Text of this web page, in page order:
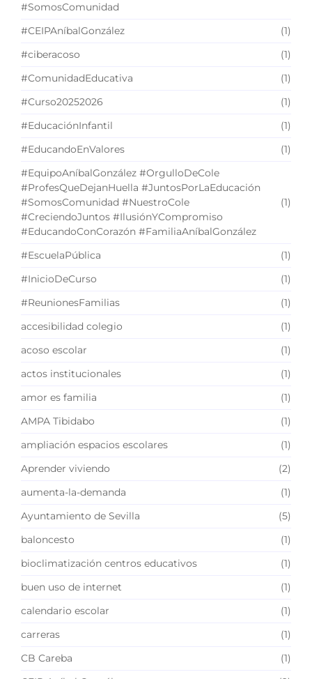
#SomosComunidad
#CEIPAníbalGonzález
(1)
#ciberacoso
(1)
#ComunidadEducativa
(1)
#Curso20252026
(1)
#EducaciónInfantil
(1)
#EducandoEnValores
(1)
#EquipoAníbalGonzález #OrgulloDeCole
#ProfesQueDejanHuella #JuntosPorLaEducación
#SomosComunidad #NuestroCole
#CreciendoJuntos #IlusiónYCompromiso
#EducandoConCorazón #FamiliaAníbalGonzález
(1)
#EscuelaPública
(1)
#InicioDeCurso
(1)
#ReunionesFamilias
(1)
accesibilidad colegio
(1)
acoso escolar
(1)
actos institucionales
(1)
amor es familia
(1)
AMPA Tibidabo
(1)
ampliación espacios escolares
(1)
Aprender viviendo
(2)
aumenta-la-demanda
(1)
Ayuntamiento de Sevilla
(5)
baloncesto
(1)
bioclimatización centros educativos
(1)
buen uso de internet
(1)
calendario escolar
(1)
carreras
(1)
CB Careba
(1)